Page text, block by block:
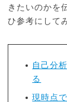
きたいのかを
ひ参考にして
自己分
る
現時点